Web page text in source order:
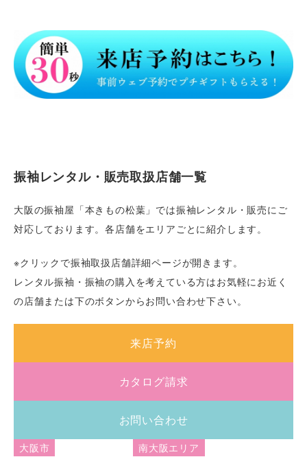
振袖レンタル・販売取扱店舗一覧
大阪の振袖屋「本きもの松葉」では振袖レンタル・販売にご
対応しております。各店舗をエリアごとに紹介します。
※クリックで振袖取扱店舗詳細ページが開きます。
レンタル振袖・振袖の購入を考えている方はお気軽にお近く
の店舗または下のボタンからお問い合わせ下さい。
来店予約
カタログ請求
お問い合わせ
大阪市
南大阪エリア